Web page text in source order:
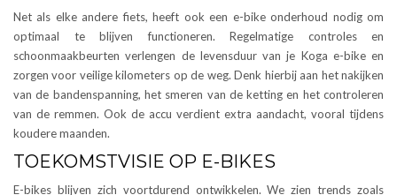
Net als elke andere fiets, heeft ook een e-bike onderhoud nodig om
optimaal te blijven functioneren. Regelmatige controles en
schoonmaakbeurten verlengen de levensduur van je Koga e-bike en
zorgen voor veilige kilometers op de weg. Denk hierbij aan het nakijken
van de bandenspanning, het smeren van de ketting en het controleren
van de remmen. Ook de accu verdient extra aandacht, vooral tijdens
koudere maanden.
TOEKOMSTVISIE OP E-BIKES
E-bikes blijven zich voortdurend ontwikkelen. We zien trends zoals